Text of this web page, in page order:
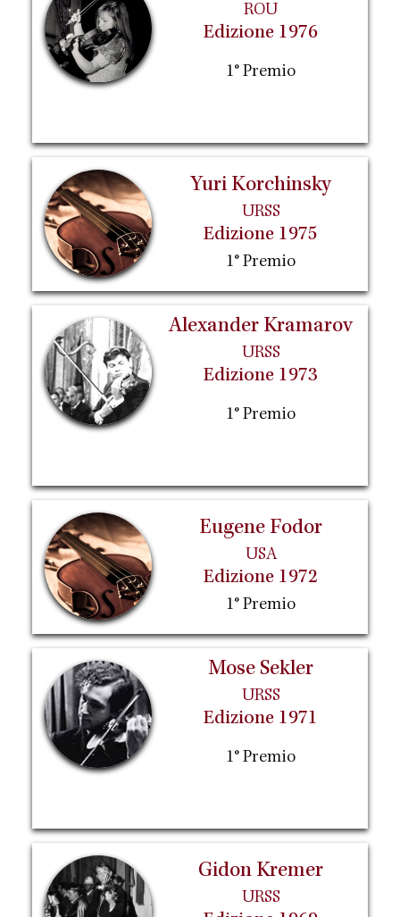
ROU
Edizione 1976
1° Premio
Yuri Korchinsky
URSS
Edizione 1975
1° Premio
Alexander Kramarov
URSS
Edizione 1973
1° Premio
Eugene Fodor
USA
Edizione 1972
1° Premio
Mose Sekler
URSS
Edizione 1971
1° Premio
Gidon Kremer
URSS